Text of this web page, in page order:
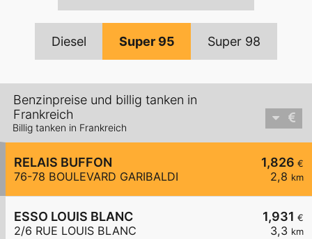
Diesel Super 95 Super 98
Benzinpreise und billig tanken in
Frankreich
Billig tanken in Frankreich
1,826 €
2,8 km
RELAIS BUFFON
76-78 BOULEVARD GARIBALDI
1,931 €
3,3 km
ESSO LOUIS BLANC
2/6 RUE LOUIS BLANC